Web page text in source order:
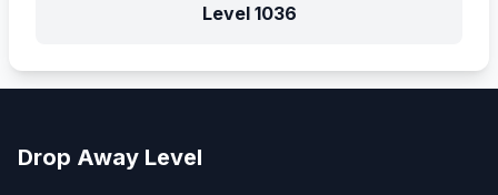
Level 1036
Drop Away Level